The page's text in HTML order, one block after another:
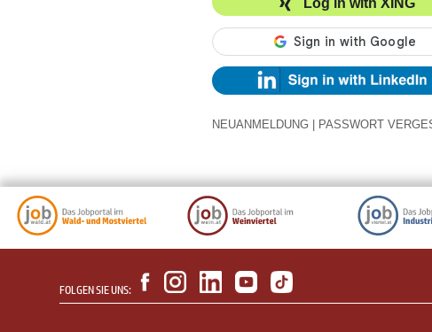
Log in with XING
NEUANMELDUNG PASSWORT
FOLGEN SIE UNS: